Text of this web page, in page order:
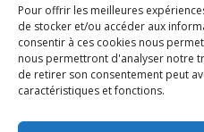
Pour offrir les meilleures
de stocker et/ou accéder aux
consentir à ces cookies nous
nous permettront d'analyser notre
de retirer son consentement peut
caractéristiques et fonctions.